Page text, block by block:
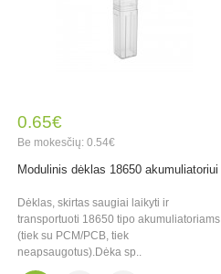
0.65€
Be mokesčių: 0.54€
Modulinis dėklas 18650 akumuliatoriui
Dėklas, skirtas saugiai laikyti ir
transportuoti 18650 tipo akumuliatoriams
(tiek su PCM/PCB, tiek
neapsaugotus).Dėka sp..